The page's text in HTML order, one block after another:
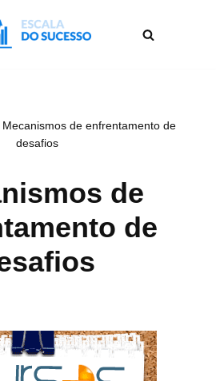
Mecanismos de enfrentamento de
desafios
de
de